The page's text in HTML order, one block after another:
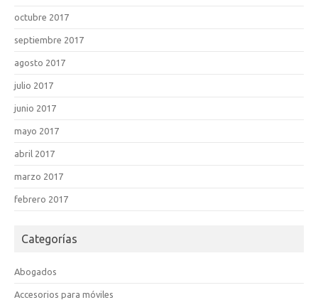
octubre 2017
septiembre 2017
agosto 2017
julio 2017
junio 2017
mayo 2017
abril 2017
marzo 2017
febrero 2017
Categorías
Abogados
Accesorios para móviles